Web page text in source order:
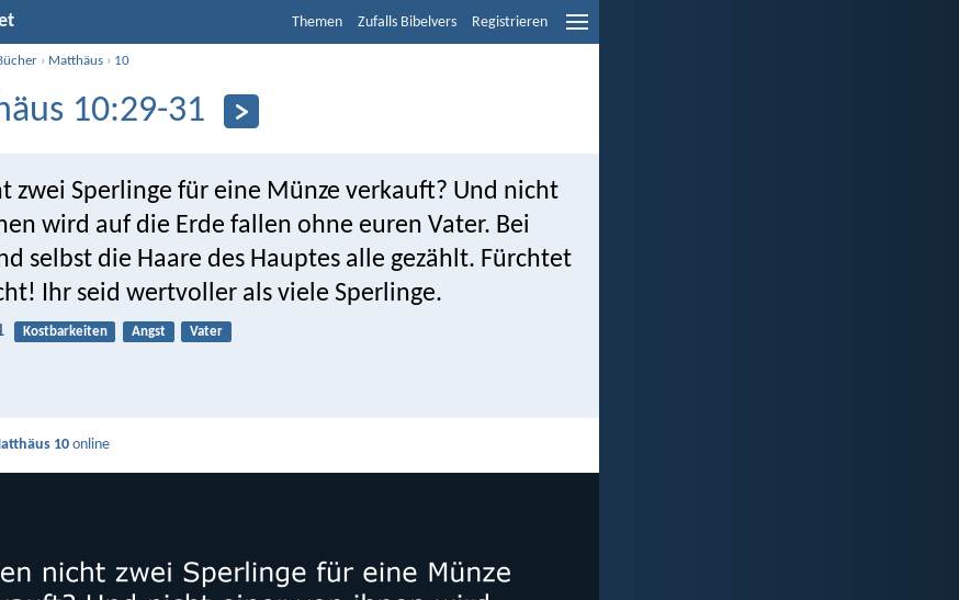
Themen Zufalls Bibelvers Registrieren
› Matthäus › 10
10:29-31
zwei Sperlinge für eine Münze verkauft? Und nicht
wird auf die Erde fallen ohne euren Vater. Bei
selbst die Haare des Hauptes alle gezählt. Fürchtet
Ihr seid wertvoller als viele Sperlinge.
Kostbarkeiten Angst Vater
10online